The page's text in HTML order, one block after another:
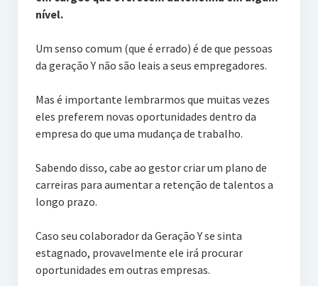
nível.
Um senso comum (que é errado) é de que pessoas
da geração Y não são leais a seus empregadores.
Mas é importante lembrarmos que muitas vezes
eles preferem novas oportunidades dentro da
empresa do que uma mudança de trabalho.
Sabendo disso, cabe ao gestor criar um plano de
carreiras para aumentar a retenção de talentos a
longo prazo.
Caso seu colaborador da Geração Y se sinta
estagnado, provavelmente ele irá procurar
oportunidades em outras empresas.